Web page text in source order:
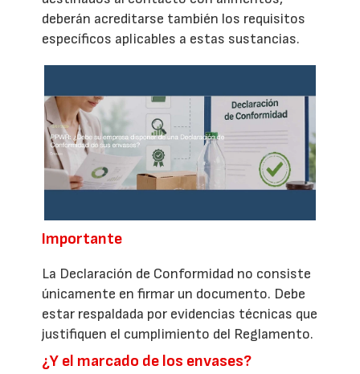
deberán acreditarse también los requisitos
específicos aplicables a estas sustancias.
Importante
La Declaración de Conformidad no consiste
únicamente en firmar un documento. Debe
estar respaldada por evidencias técnicas que
justifiquen el cumplimiento del Reglamento.
¿Y el marcado de los envases?